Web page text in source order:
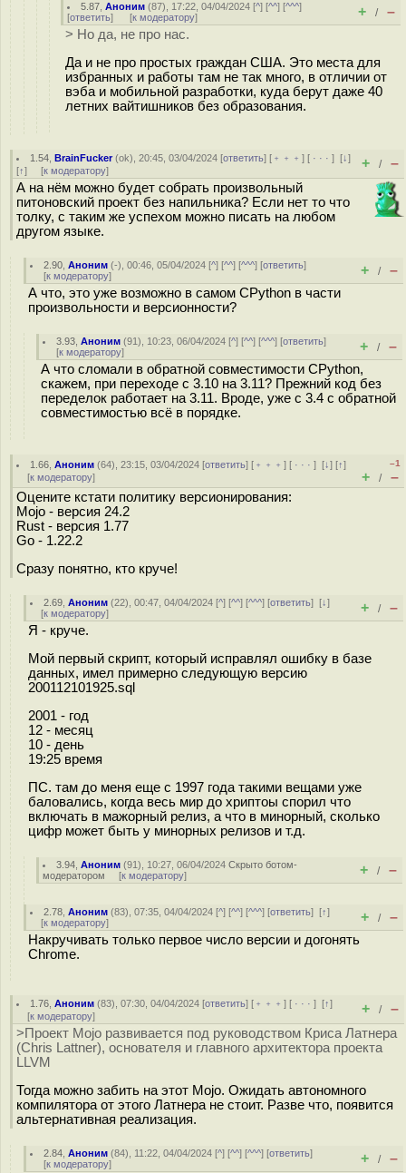
5.87 ,Аноним (87), 17:22, 04/04/2024 [^] [^^] [^^^]
[ответить] [к модератору] + / –
> Но да, не про нас.
Да и не про простых граждан США. Это места для
избранных и работы там не так много, в отличии от
вэба и мобильной разработки, куда берут даже 40
летних вайтишников без образования.
1.54 ,BrainFucker(ok), 20:45, 03/04/2024 [ответить] [ ﹢﹢﹢] [ · · ·][↓]
[↑] [к модератору] + / –
А на нём можно будет собрать произвольный
питоновский проект без напильника? Если нет то что
толку, с таким же успехом можно писать на любом
другом языке.
2.90 ,Аноним (-), 00:46, 05/04/2024 [^] [^^] [^^^] [ответить]
[к модератору] + / –
А что, это уже возможно в самом CPython в части
произвольности и версионности?
3.93 ,Аноним (91), 10:23, 06/04/2024 [^] [^^] [^^^] [ответить]
[к модератору] + / –
А что сломали в обратной совместимости CPython,
скажем, при переходе с 3.10 на 3.11? Прежний код без
переделок работает на 3.11. Вроде, уже с 3.4 с обратной
совместимостью всё в порядке.
1.66 ,Аноним (64), 23:15, 03/04/2024 [ответить] [ ﹢﹢﹢] [ · · ·][↓] [↑]
[к модератору]
–1
+ / –
Оцените кстати политику версионирования:
Mojo - версия 24.2
Rust - версия 1.77
Go - 1.22.2
Сразу понятно, кто круче!
2.69 ,Аноним (22), 00:47, 04/04/2024 [^] [^^] [^^^] [ответить][↓]
[к модератору] + / –
Я - круче.
Мой первый скрипт, который исправлял ошибку в базе
данных, имел примерно следующую версию
200112101925.sql
2001 - год
12 - месяц
10 - день
19:25 время
ПС. там до меня еще с 1997 года такими вещами уже
баловались, когда весь мир до хриптоы спорил что
включать в мажорный релиз, а что в минорный, сколько
цифр может быть у минорных релизов и т.д.
3.94 ,Аноним (91), 10:27, 06/04/2024Скрыто ботом-
модератором [к модератору] + / –
2.78 ,Аноним (83), 07:35, 04/04/2024 [^] [^^] [^^^] [ответить][↑]
[к модератору] + / –
Накручивать только первое число версии и догонять
Chrome.
1.76 ,Аноним (83), 07:30, 04/04/2024 [ответить] [ ﹢﹢﹢] [ · · ·][↑]
[к модератору] + / –
>Проект Mojo развивается под руководством Криса Латнера
(Chris Lattner), основателя и главного архитектора проекта
LLVM
Тогда можно забить на этот Mojo. Ожидать автономного
компилятора от этого Латнера не стоит. Разве что, появится
альтернативная реализация.
2.84 ,Аноним (84), 11:22, 04/04/2024 [^] [^^] [^^^] [ответить]
[к модератору] + / –